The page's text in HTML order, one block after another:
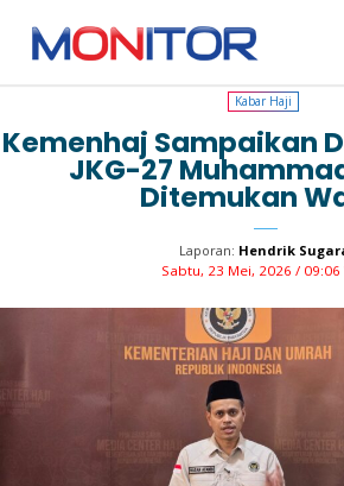
Kabar Haji
Kabar Haji
Kemenhaj Sampaikan
JKG-27
Ditemukan
Laporan: Hendrik
Sabtu, 23 Mei, 2026 / 09:06